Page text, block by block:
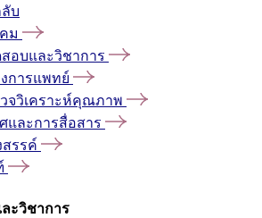
บ
ม
อบและวิชาการ
การแพทย์
จวิเคราะห์คุณภาพ
และการสื่อสาร
รรค์
ะวิชาการ